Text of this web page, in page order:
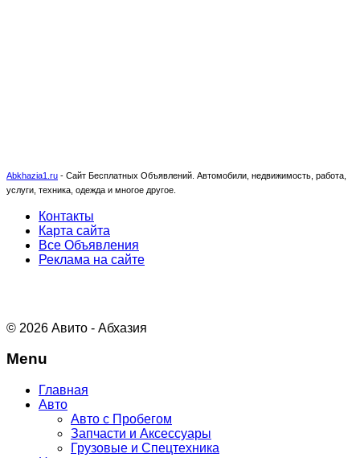
Abkhazia1.ru - Сайт Бесплатных Объявлений. Автомобили, недвижимость, работа,
услуги, техника, одежда и многое другое.
Контакты
Карта сайта
Все Объявления
Реклама на сайте
© 2026 Авито - Абхазия
Menu
Главная
Авто
Авто с Пробегом
Запчасти и Аксессуары
Грузовые и Спецтехника